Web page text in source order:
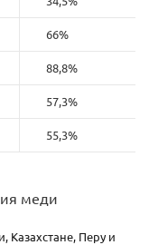
66%
88,8%
57,3%
55,3%
меди
Перу и